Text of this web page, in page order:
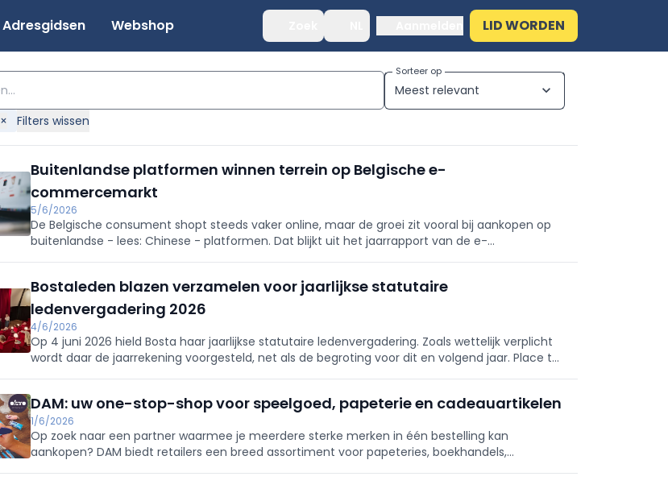
Adresgidsen Webshop LID WORDEN
Meest relevant expand_more
Sorteer op
× Filters wissen
Buitenlandse platformen winnen terrein op Belgische e-
commercemarkt
5/6/2026
De Belgische consument shopt steeds vaker online, maar de groei zit vooral bij aankopen op
buitenlandse - lees: Chinese - platformen. Dat blijkt uit het jaarrapport van de e-
Bostaleden blazen verzamelen voor jaarlijkse statutaire
ledenvergadering 2026
4/6/2026
Op 4 juni 2026 hield Bosta haar jaarlijkse statutaire ledenvergadering. Zoals wettelijk verplicht
wordt daar de jaarrekening voorgesteld, net als de begroting voor dit en volgend jaar. Place to
DAM: uw one-stop-shop voor speelgoed, papeterie en cadeauartikelen
1/6/2026
Op zoek naar een partner waarmee je meerdere sterke merken in één bestelling kan
aankopen? DAM biedt retailers een breed assortiment voor papeteries, boekhandels,